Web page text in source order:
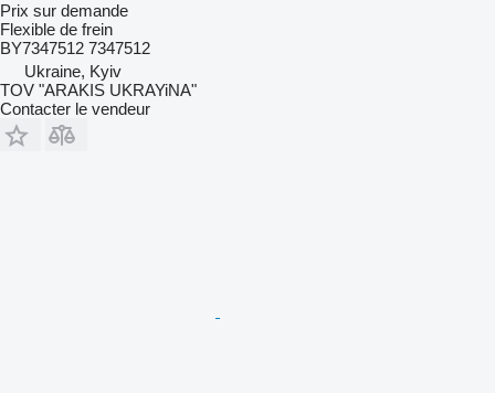
Prix sur demande
Flexible de frein
BY7347512 7347512
Ukraine, Kyiv
TOV "ARAKIS UKRAYiNA"
Contacter le vendeur